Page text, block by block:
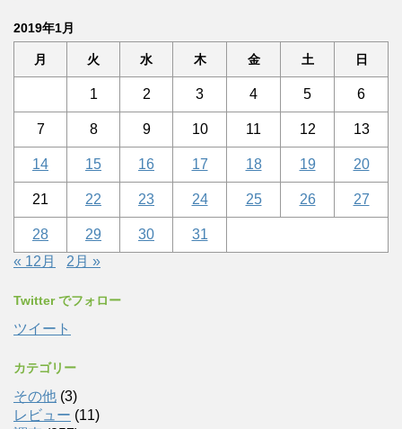
2019年1月
月 火 水 木 金 土 日
1 2 3 4 5 6
7 8 9 10 11 12 13
14 15 16 17 18 19 20
21 22 23 24 25 26 27
28 29 30
31
« 12月
2月 »
Twitter でフォロー
ツイート
カテゴリー
その他 (3)
レビュー (11)